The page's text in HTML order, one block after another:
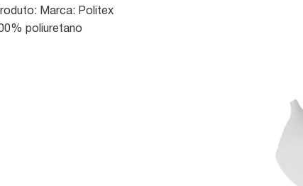
Marca: Politex
poliuretano